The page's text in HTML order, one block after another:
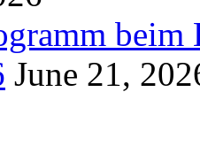
June 21,